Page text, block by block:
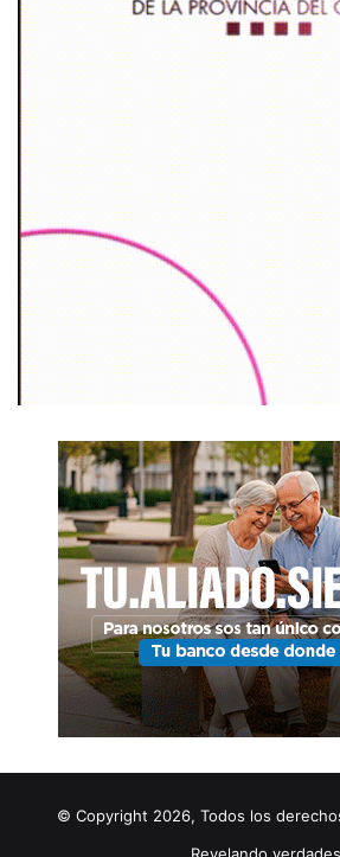
© Copyright 2026, Todos los
Revelando verdades